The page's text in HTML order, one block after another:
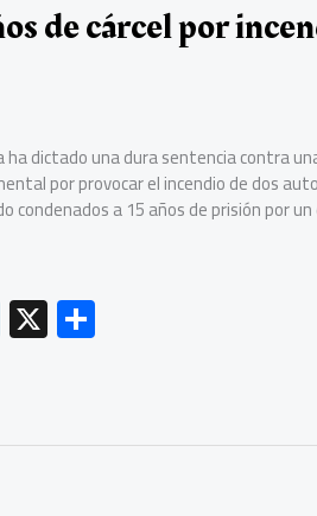
de cárcel por
dictado una dura sentencia contra
por provocar el incendio de dos
condenados a 15 años de prisión por
Li
nk
dI
n
X
p
ar